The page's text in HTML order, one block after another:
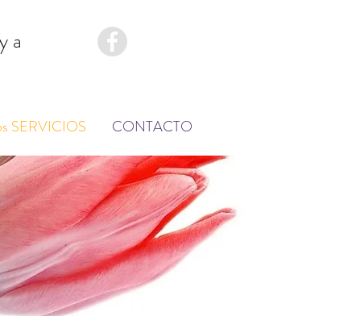
SERVICIOS CONTACTO